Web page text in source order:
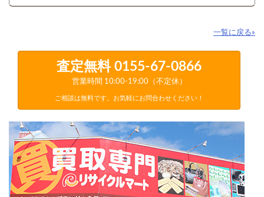
一覧に戻る»
査定無料 0155-67-0866
営業時間 10:00-19:00（不定休）
ご相談は無料です。お気軽にお問合わせください！